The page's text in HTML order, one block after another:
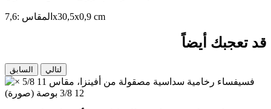
المقاس :7,6 x30,5x0,9 cm
قد تعجبك أيضاً
السابق لتالي